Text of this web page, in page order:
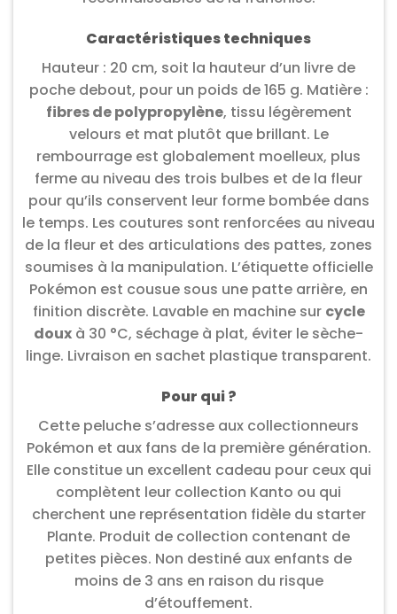
Caractéristiques techniques
Hauteur : 20 cm, soit la hauteur d’un livre de
poche debout, pour un poids de 165 g. Matière :
fibres de polypropylène, tissu légèrement
velours et mat plutôt que brillant. Le
rembourrage est globalement moelleux, plus
ferme au niveau des trois bulbes et de la fleur
pour qu’ils conservent leur forme bombée dans
le temps. Les coutures sont renforcées au niveau
de la fleur et des articulations des pattes, zones
soumises à la manipulation. L’étiquette officielle
Pokémon est cousue sous une patte arrière, en
finition discrète. Lavable en machine sur cycle
doux à 30 °C, séchage à plat, éviter le sèche-
linge. Livraison en sachet plastique transparent.
Pour qui ?
Cette peluche s’adresse aux collectionneurs
Pokémon et aux fans de la première génération.
Elle constitue un excellent cadeau pour ceux qui
complètent leur collection Kanto ou qui
cherchent une représentation fidèle du starter
Plante. Produit de collection contenant de
petites pièces. Non destiné aux enfants de
moins de 3 ans en raison du risque
d’étouffement.